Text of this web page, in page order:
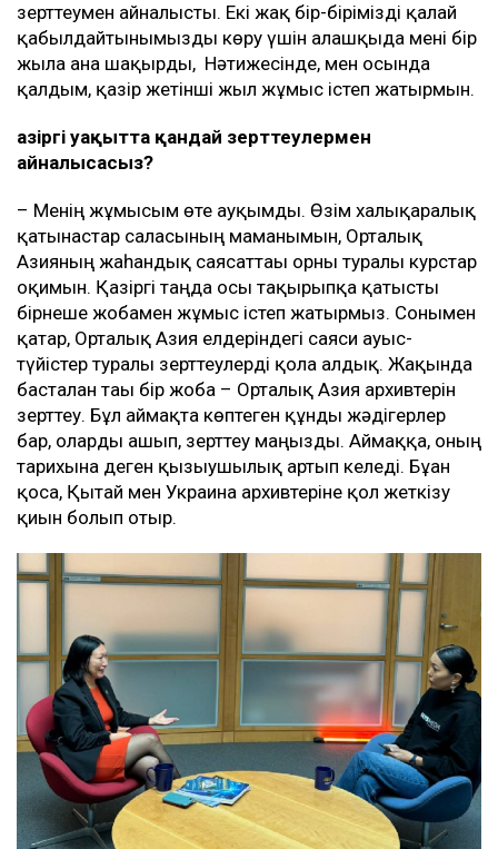
зерттеумен айналысты. Екі жақ бір-бірімізді қалай
қабылдайтынымызды көру үшін алғашқыда мені бір
жылға ғана шақырды, Нәтижесінде, мен осында
қалдым, қазір жетінші жыл жұмыс істеп жатырмын.
Қазіргі уақытта қандай зерттеулермен
айналысасыз?
– Менің жұмысым өте ауқымды. Өзім халықаралық
қатынастар саласының маманымын, Орталық
Азияның жаһандық саясаттағы орны туралы курстар
оқимын. Қазіргі таңда осы тақырыпқа қатысты
бірнеше жобамен жұмыс істеп жатырмыз. Сонымен
қатар, Орталық Азия елдеріндегі саяси ауыс-
түйістер туралы зерттеулерді қолға алдық. Жақында
басталған тағы бір жоба – Орталық Азия архивтерін
зерттеу. Бұл аймақта көптеген құнды жәдігерлер
бар, оларды ашып, зерттеу маңызды. Аймаққа, оның
тарихына деген қызығушылық артып келеді. Бұған
қоса, Қытай мен Украина архивтеріне қол жеткізу
қиын болып отыр.